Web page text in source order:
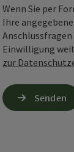
Wenn Sie per
Ihre
Einwilligung
zur
Senden